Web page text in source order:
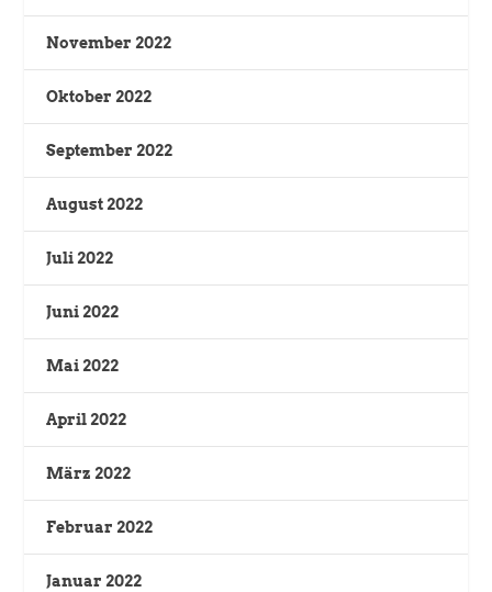
November 2022
Oktober 2022
September 2022
August 2022
Juli 2022
Juni 2022
Mai 2022
April 2022
März 2022
Februar 2022
Januar 2022